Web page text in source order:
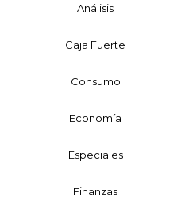
Análisis
Caja Fuerte
Consumo
Economía
Especiales
Finanzas